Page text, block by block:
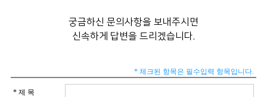
궁금하신 문의사항을 보내주시면
신속하게 답변을 드리겠습니다.
* 체크된 항목은 필수입력 항목입니다.
* 제 목